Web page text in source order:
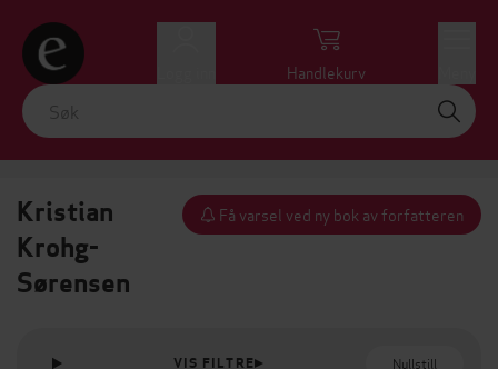
Handlekurv
Kristian
Krohg-
Sørensen
Få varsel ved ny bok av forfatteren
VIS FILTRE Nullstill